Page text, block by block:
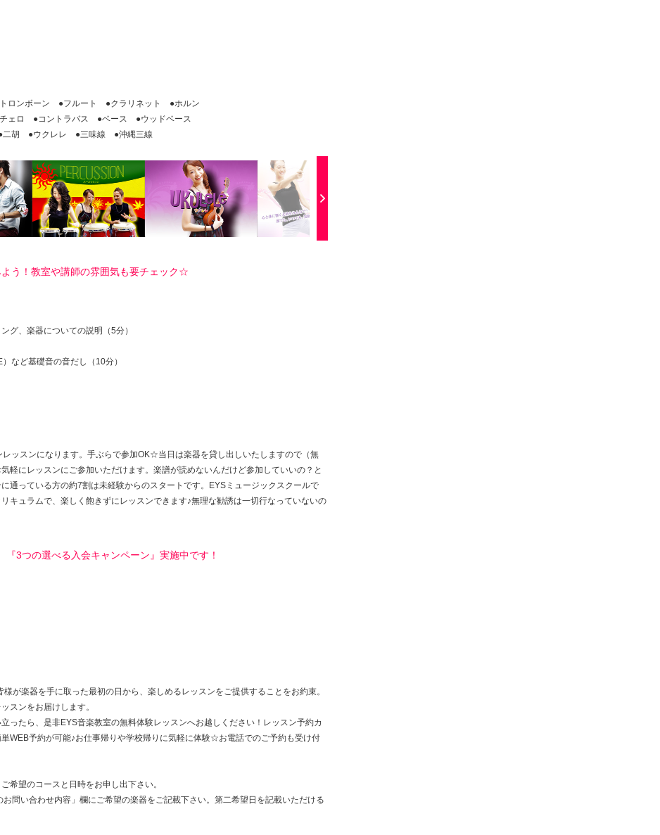
ロンボーン ●フルート ●クラリネット ●ホルン
ェロ ●コントラバス ●ベース ●ウッドベース
二胡 ●ウクレレ ●三味線 ●沖縄三線
う！教室や講師の雰囲気も要チェック☆
グ、楽器についての説明（5分）
など基礎音の音だし（10分）
ッスンになります。手ぶらで参加OK☆当日は楽器を貸し出しいたしますので（無
軽にレッスンにご参加いただけます。楽譜が読めないんだけど参加していいの？と
通っている方の約7割は未経験からのスタートです。EYSミュージックスクールで
キュラムで、楽しく飽きずにレッスンできます♪無理な勧誘は一切行なっていないの
3つの選べる入会キャンペーン』実施中です！
が楽器を手に取った最初の日から、楽しめるレッスンをご提供することをお約束。
スンをお届けします。
ったら、是非EYS音楽教室の無料体験レッスンへお越しください！レッスン予約カ
WEB予約が可能♪お仕事帰りや学校帰りに気軽に体験☆お電話でのご予約も受け付
希望のコースと日時をお申し出下さい。
問い合わせ内容」欄にご希望の楽器をご記載下さい。第二希望日を記載いただける